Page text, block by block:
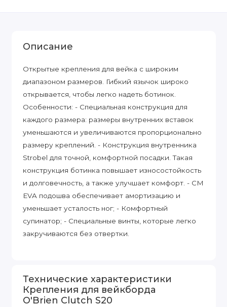
Описание
Открытые крепления для вейка с широким
диапазоном размеров. Гибкий язычок широко
открывается, чтобы легко надеть ботинок.
Особенности: - Специальная конструкция для
каждого размера: размеры внутренних вставок
уменьшаются и увеличиваются пропорционально
размеру креплений. - Конструкция внутренника
Strobel для точной, комфортной посадки. Такая
конструкция ботинка повышает износостойкость
и долговечность, а также улучшает комфорт. - CM
EVA подошва обеспечивает амортизацию и
уменьшает усталость ног; - Комфортный
супинатор; - Специальные винты, которые легко
закручиваются без отвертки.
Технические характеристики
Крепления для вейкборда
O'Brien Clutch S20